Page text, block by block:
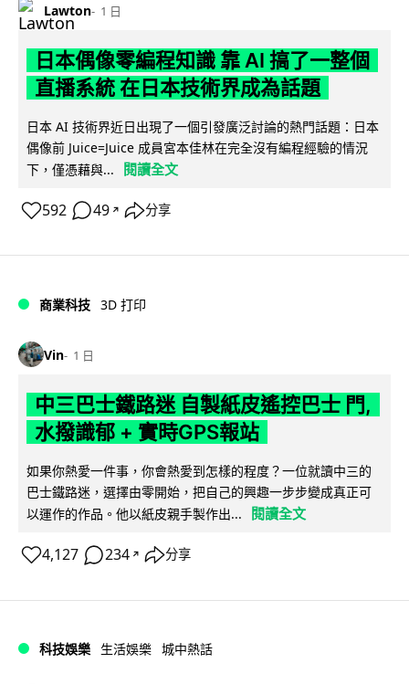
Lawton 1 日
日本偶像零編程知識 靠 AI 搞了一整個
直播系統 在日本技術界成為話題
日本 AI 技術界近日出現了一個引發廣泛討論的熱門話題：日本
偶像前 Juice=Juice 成員宮本佳林在完全沒有編程經驗的情況
下，僅憑藉與...
閱讀全文
592 49 ↗ 分享
商業科技 3D 打印
Vin 1 日
中三巴士鐵路迷 自製紙皮遙控巴士 門,
水撥識郁 + 實時GPS報站
如果你熱愛一件事，你會熱愛到怎樣的程度？一位就讀中三的
巴士鐵路迷，選擇由零開始，把自己的興趣一步步變成真正可
以運作的作品。他以紙皮親手製作出...
閱讀全文
4,127 234 ↗ 分享
科技娛樂 生活娛樂 城中熱話